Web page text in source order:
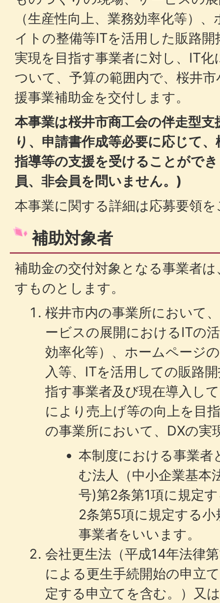
（生産性向上、業務効率化等）
イトの整備等ITを活用した販路
実現を目指す事業者に対し、IT
ついて、予算の範囲内で、桜井
援事業補助金を交付します。
本事業は桜井市商工会の伴走型
り、申請書作成等必要に応じて
指導等の支援を受けることがで
員、非会員を問いません。)
本事業に関する詳細は応募要領
補助対象者
補助金の交付対象となる事業者
すものとします。
桜井市内の事業所において
ービスの展開におけるITの
効率化等）、ホームページ
入等、ITを活用しての販路
指す事業者及び現在導入し
により売上げ等の向上を目
の事業所において、DXの実
本制度における事業者
む法人（中小企業基本
号)第2条第1項に規定
2条第5項に規定する
事業者をいいます。
会社更生法（平成14年法律
による更生手続開始の申立
定する申立てを含む。）又